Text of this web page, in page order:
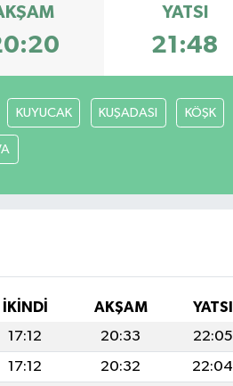
YATSI
21:48
KUYUCAK KUŞADASI KÖŞK
İKINDI AKŞAM
YATSI
17:12 20:33
22:05
17:12 20:32
22:04